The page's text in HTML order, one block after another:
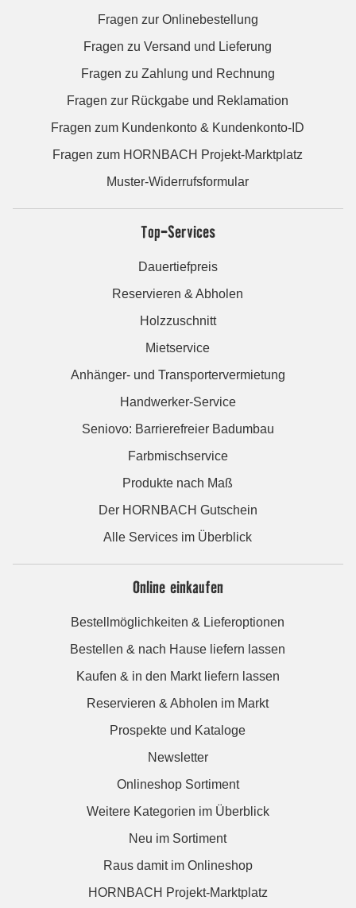
Fragen zur Onlinebestellung
Fragen zu Versand und Lieferung
Fragen zu Zahlung und Rechnung
Fragen zur Rückgabe und Reklamation
Fragen zum Kundenkonto & Kundenkonto-ID
Fragen zum HORNBACH Projekt-Marktplatz
Muster-Widerrufsformular
Top-Services
Dauertiefpreis
Reservieren & Abholen
Holzzuschnitt
Mietservice
Anhänger- und Transportervermietung
Handwerker-Service
Seniovo: Barrierefreier Badumbau
Farbmischservice
Produkte nach Maß
Der HORNBACH Gutschein
Alle Services im Überblick
Online einkaufen
Bestellmöglichkeiten & Lieferoptionen
Bestellen & nach Hause liefern lassen
Kaufen & in den Markt liefern lassen
Reservieren & Abholen im Markt
Prospekte und Kataloge
Newsletter
Onlineshop Sortiment
Weitere Kategorien im Überblick
Neu im Sortiment
Raus damit im Onlineshop
HORNBACH Projekt-Marktplatz